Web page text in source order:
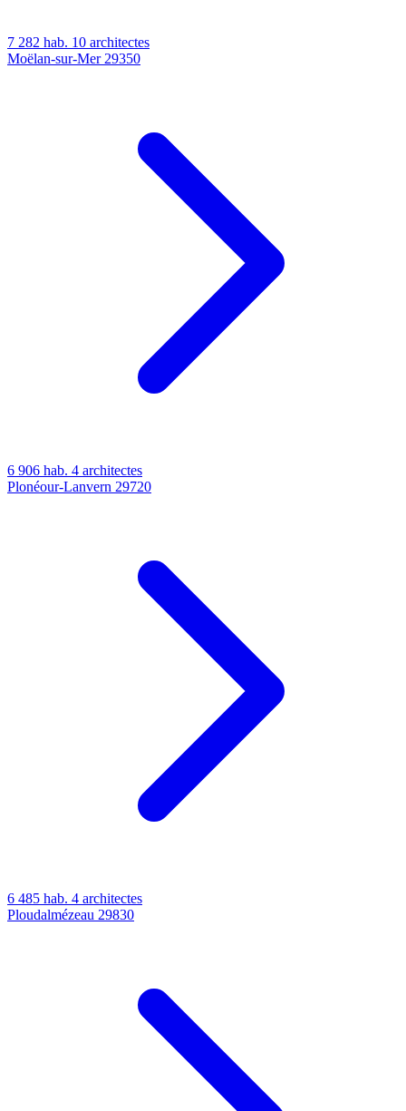
7 282 hab. 10 architectes
Moëlan-sur-Mer 29350
6 906 hab. 4 architectes
Plonéour-Lanvern 29720
6 485 hab. 4 architectes
Ploudalmézeau 29830